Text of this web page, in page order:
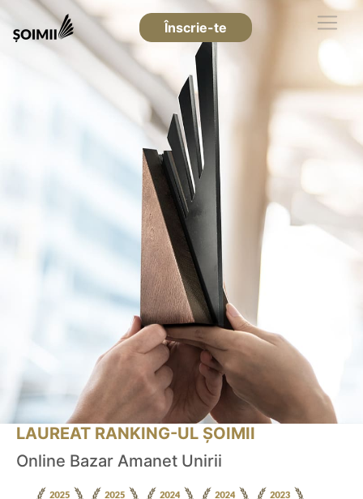
Înscrie-te
LAUREAT RANKING-UL ȘOIMII
Online Bazar Amanet Unirii